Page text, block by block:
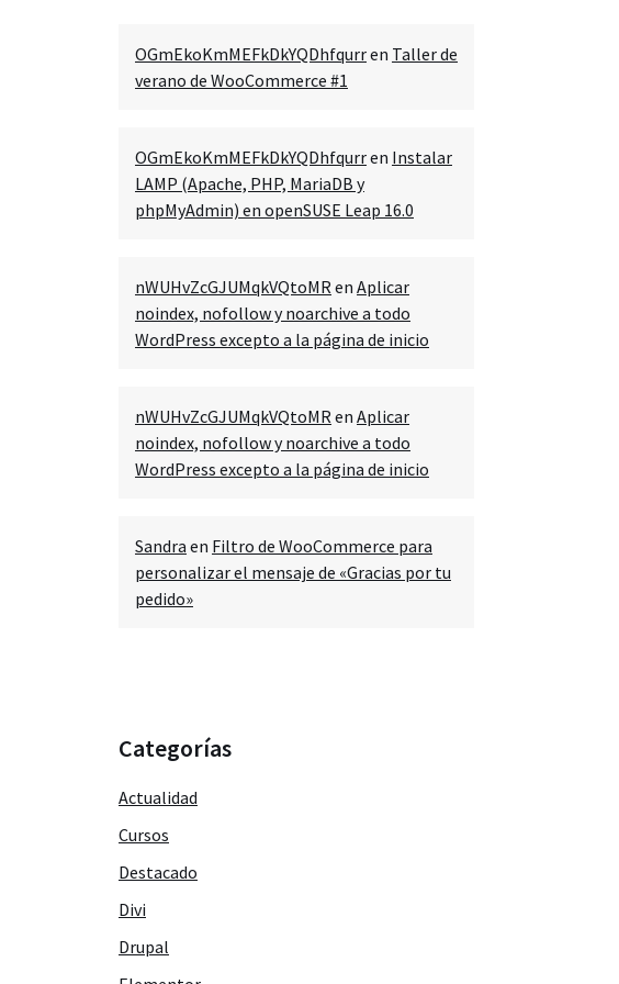
OGmEkoKmMEFkDkYQDhfqurren Taller de
verano de WooCommerce #1
OGmEkoKmMEFkDkYQDhfqurren Instalar
LAMP (Apache, PHP, MariaDB y
phpMyAdmin) en openSUSE Leap 16.0
nWUHvZcGJUMqkVQtoMRen Aplicar
noindex, nofollow y noarchive a todo
WordPress excepto a la página de inicio
nWUHvZcGJUMqkVQtoMRen Aplicar
noindex, nofollow y noarchive a todo
WordPress excepto a la página de inicio
Sandra en Filtro de WooCommerce para
personalizar el mensaje de «Gracias por tu
pedido»
Categorías
Actualidad
Cursos
Destacado
Divi
Drupal